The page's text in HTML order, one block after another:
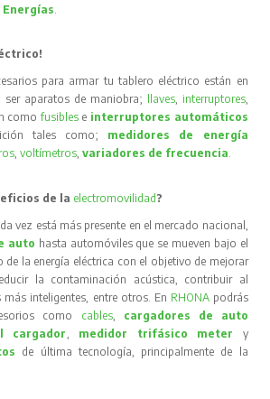
Energías.
para armar tu tablero eléctrico están en
ser aparatos de maniobra; llaves, interruptores,
comofusibles e interruptores automáticos
tales como; medidores de energía
,voltímetros,variadores de frecuencia.
de la electromovilidad ?
vez está más presente en el mercado nacional,
auto hasta automóviles que se mueven bajo el
de la energía eléctrica con el objetivo de mejorar
la contaminación acústica, contribuir al
inteligentes, entre otros. En RHONA podrás
como cables, cargadores de auto
cargador, medidor trifásico meter
y
de última tecnología, principalmente de la